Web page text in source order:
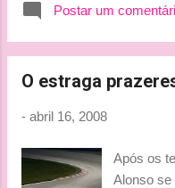
Magma
que
pista,
Postar um
O estraga
- abril 16, 2008
Após os
Alonso se